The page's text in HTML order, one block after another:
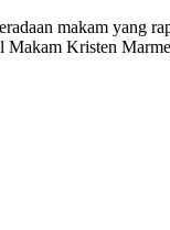
makam yang
Makam Kristen